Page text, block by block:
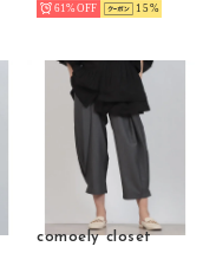
61% 15
comoely closet